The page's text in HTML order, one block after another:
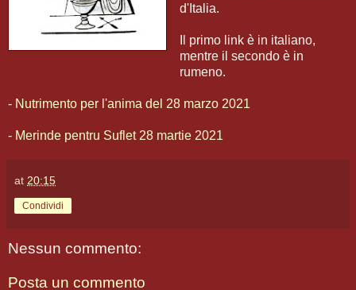
d'Italia.
Il primo link è in italiano,
mentre il secondo è in
rumeno.
- Nutrimento per l'anima del 28 marzo 2021
- Merinde pentru Suflet 28 martie 2021
at 20:15
Condividi
Nessun commento:
Posta un commento